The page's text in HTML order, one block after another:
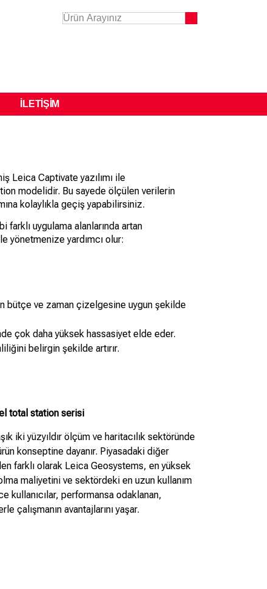
İLETIŞIM
Leica Captivate yazılımı ile
modelidir. Bu sayede ölçülen verilerin
kolaylıkla geçiş yapabilirsiniz.
farklı uygulama alanlarında artan
yönetmenize yardımcı olur:
bütçe ve zaman çizelgesine uygun şekilde
çok daha yüksek hassasiyet elde eder.
belirgin şekilde artırır.
total station serisi
iki yüzyıldır ölçüm ve haritacılık sektöründe
konseptine dayanır. Piyasadaki diğer
farklı olarak Leica Geosystems, en yüksek
maliyetini ve sektördeki en uzun kullanım
kullanıcılar, performansa odaklanan,
çalışmanın avantajlarını yaşar.